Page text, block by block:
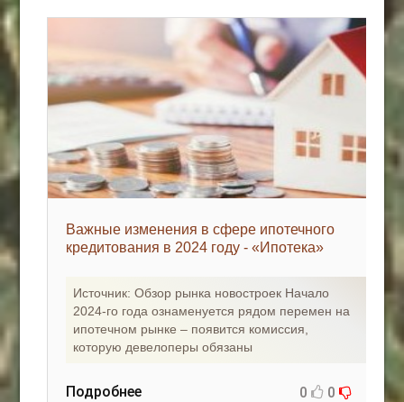
Важные изменения в сфере ипотечного
кредитования в 2024 году - «Ипотека»
Источник: Обзор рынка новостроек Начало
2024-го года ознаменуется рядом перемен на
ипотечном рынке – появится комиссия,
которую девелоперы обязаны
Подробнее 0 0